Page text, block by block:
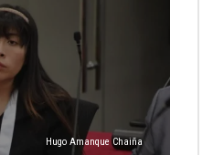
Hugo Amanque Chaiña